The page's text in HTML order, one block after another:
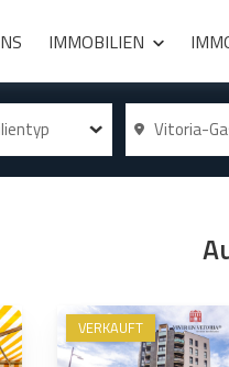
IMMOBILIEN
Vitoria-
VERKAUFT